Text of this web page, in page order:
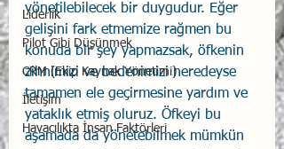
Liderlik
Pilot Gibi Düşünmek
CRM (Ekip Kaynak Yönetimi)
İletişim
Havacılıkta İnsan Faktörleri
yönetilebilecek bir duygudur. Eğer
gelişini fark etmemize rağmen bu
konuda bir şey yapmazsak, öfkenin
zihnimizi ve bedenimizi neredeyse
tamamen ele geçirmesine yardım ve
yataklık etmiş oluruz. Öfkeyi bu
aşamada da yönetebilmek mümkün